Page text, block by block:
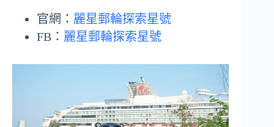
官網： 麗星郵輪探索星號
FB： 麗星郵輪探索星號